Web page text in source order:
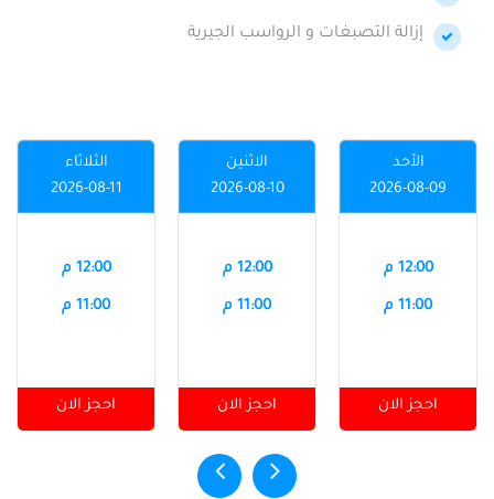
إزالة التصبغات و الرواسب الجيرية
الأحد
2026-08-09
12:00 م
11:00 م
احجز الان
الاثنين
2026-08-10
12:00 م
11:00 م
احجز الان
الثلاثاء
2026-08-11
12:00 م
11:00 م
احجز الان